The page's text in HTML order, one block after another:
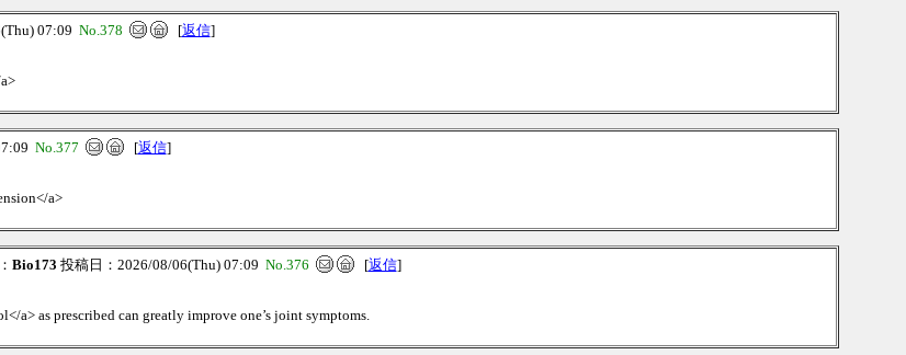
07:09 No.378 [返信]
No.377 [返信]
a>
Bio173 投稿日：2026/08/06(Thu) 07:09 No.376 [返信]
as prescribed can greatly improve one’s joint symptoms.